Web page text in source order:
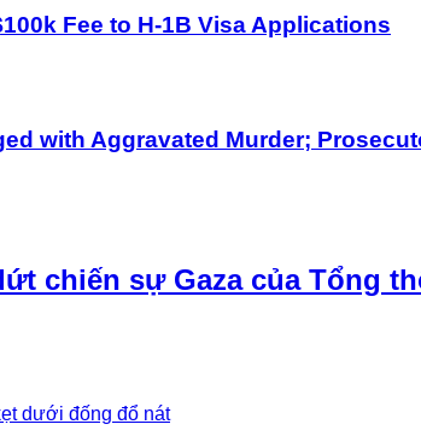
Fee to H-1B Visa Applications
with Aggravated Murder;
chiến sự Gaza của Tổng
dưới đống đổ nát